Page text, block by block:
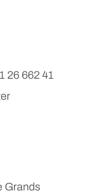
26 662 41
Grands